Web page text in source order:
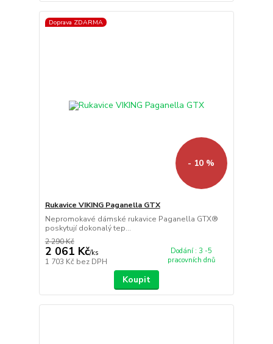
Doprava ZDARMA
- 10 %
Rukavice VIKING Paganella GTX
Nepromokavé dámské rukavice Paganella GTX®
poskytují dokonalý tep...
2 290 Kč
2 061 Kč/ks
1 703 Kč bez DPH
Dodání : 3 -5
pracovních dnů
Koupit